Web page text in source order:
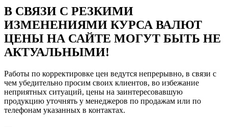
В СВЯЗИ С РЕЗКИМИ
ИЗМЕНЕНИЯМИ КУРСА ВАЛЮТ
ЦЕНЫ НА САЙТЕ МОГУТ БЫТЬ НЕ
АКТУАЛЬНЫМИ!
Работы по корректировке цен ведутся непрерывно, в связи с
чем убедительно просим своих клиентов, во избежание
неприятных ситуаций, цены на заинтересовавшую
продукцию уточнять у менеджеров по продажам или по
телефонам указанных в контактах.